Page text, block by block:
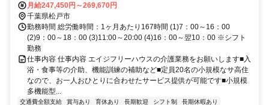
月給247,450円～269,670円
千葉県松戸市
勤務時間 総労働時間：1ヶ月あたり167時間 (1)7：00～16：00
(2)9：00～18：00 (3)11:00～20:00 (4)16：00～翌10：00 ※シフト
勤務
仕事内容 仕事内容 エイジフリーハウスの介護業務をお願いします■入
浴・食事等の介助、機能訓練の補助など■定員20名の小規模なサ高住
なので、お一人おひとりに合わせたサービス提供が可能です■小規模
多機能型...
交通費全額支給 賞与あり 育休あり 長期歓迎 シフト制 長期休暇あり